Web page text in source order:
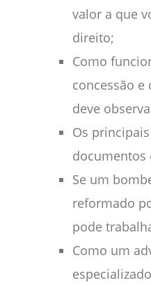
valor a que
direito;
Como
concessão e
deve
Os
documentos
Se um
reformado
pode
Como um